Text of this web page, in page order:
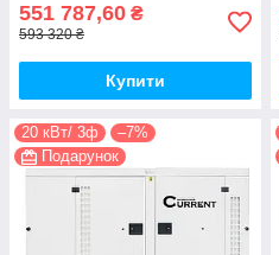
551 787,60 ₴
593 320 ₴
Купити
20 кВт/ 3ф
–7%
Подарунок